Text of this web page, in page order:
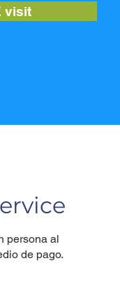
visit
persona al
de pago.